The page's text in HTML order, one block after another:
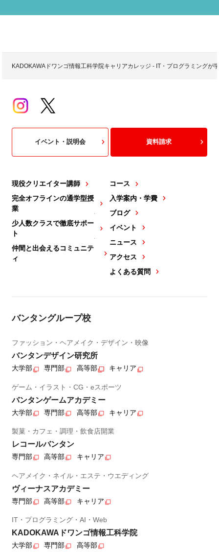
KADOKAWAドワンゴ情報工科学院キャリアカレッジ - IT・プログラミングが
現役クリエイター講師
完全オフラインの通学型授
業
少人数クラスで徹底サポー
ト
仲間と出会えるコミュニテ
ィ
コース
入学案内・学費
ブログ
イベント
ニュース
アクセス
よくある質問
イベント・説明会 資料請求
バンタングループ校
ファッション・ヘアメイク・デザイン・映像
バンタンデザイン研究所
大学部 専門部 高等部 キャリア
ゲーム・イラスト・CG・eスポーツ
バンタンゲームアカデミー
大学部 専門部 高等部 キャリア
製菓・カフェ・調理・飲食店開業
レコールバンタン
専門部 高等部 キャリア
ヘアメイク・ネイル・エステ・ウエディング
ヴィーナスアカデミー
専門部 高等部 キャリア
IT・プログラミング・AI・Web
KADOKAWAドワンゴ情報工科学院
大学部 専門部 高等部